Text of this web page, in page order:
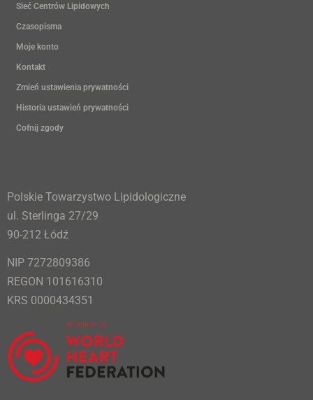
Sieć Centrów Lipidowych
Czasopisma
Moje konto
Kontakt
Zmień ustawienia prywatności
Historia ustawień prywatności
Cofnij zgody
Polskie Towarzystwo Lipidologiczne
ul. Sterlinga 27/29
90-212 Łódź
NIP 7272809386
REGON 101616310
KRS 0000434351